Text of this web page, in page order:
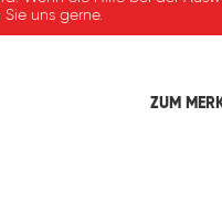
uns gerne.
ZUM